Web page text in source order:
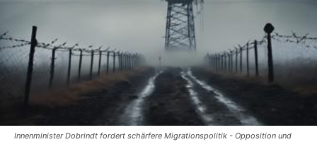
Innenminister Dobrindt fordert schärfere Migrationspolitik - Opposition und